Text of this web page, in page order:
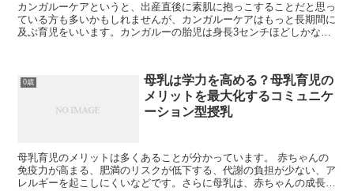
カンガルーケアというと、出産直後に素肌に抱っこすることだと思っ
ている方も多いかもしれませんが、カンガルーケアはもっと長期間に
及ぶ育児をいいます。カンガルーの胎児は身長3センチほどしかない
0歳
母乳は学力を高める？母乳育児の
メリットを最大化するコミュニケ
ーション型授乳
母乳育児のメリットは多くあることが分かっています。 赤ちゃんの
免疫力が高まる、肥満のリスクが低下する、代謝の負担が少ない、ア
レルギーを起こしにくいなどです。さらに母乳は、赤ちゃんの成長に